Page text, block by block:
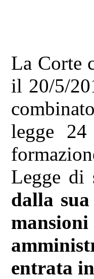
La Corte
il 20/5/
legge
Legge di
dalla
entrata